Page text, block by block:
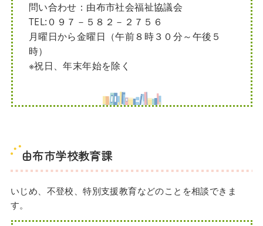
問い合わせ：由布市社会福祉協議会
TEL:０９７－５８２－２７５６
月曜日から金曜日（午前８時３０分～午後５
時）
※祝日、年末年始を除く
由布市学校教育課
いじめ、不登校、特別支援教育などのことを相談できま
す。